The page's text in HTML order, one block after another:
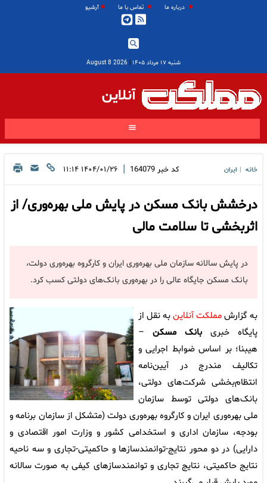
درباره ما تماس با ما آرشیو
شنبه ۱۷ مرداد ۱۴۰۵ |
2026 August 8
آنلاین
خانه ایران کد خبر 164079
| ۱۴۰۴/۰۱/۲۶ ۱۱:۱۴
درخشش بانک مسکن در پایش ملی بهره‌وری/ از
اثربخشی تا سلامت مالی
در پایش سالانه سازمان ملی بهره‌وری ایران و کارگروه بهره‌وری دولت،
بانک مسکن جایگاه عالی را در بهره‌وری بانک‌های دولتی کسب کرد.
به گزارشمملکت آنلاینبه نقل از
پایگاه خبری بانک مسکن –
هیبنا؛ بر اساس ضوابط اجرایی و
تکالیف مندرج در آیین‌نامه
انتظام‌بخشی شرکت‌های دولتی،
بانک‌های دولتی توسط سازمان
ملی بهره‌وری ایران و کارگروه بهره‌وری دولت (متشکل از سازمان برنامه و
بودجه، سازمان اداری و استخدامی کشور و وزارت امور اقتصادی و
دارایی) در دو محور نتایج-توانمندساز‌ها و حاکمیتی-تجاری و سه ناحیه
نتایج حاکمیتی، نتایج تجاری و توانمندساز‌های کیفی به صورت سالانه